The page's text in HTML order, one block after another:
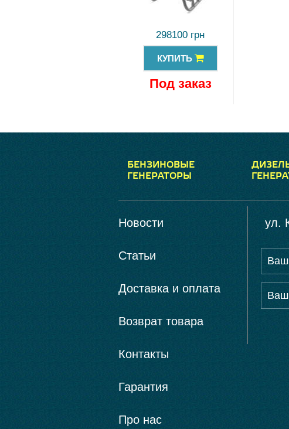
298100 грн
КУПИТЬ
Под заказ
БЕНЗИНОВЫЕ
ГЕНЕРАТОРЫ
Новости
Статьи
Доставка и оплата
Возврат товара
Контакты
Гарантия
Про нас
ул.